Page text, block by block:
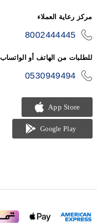
مركز رعاية العملاء
8002444445
للطلبات من الهاتف أو الواتساب
0530949494